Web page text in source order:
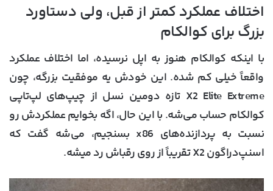
اختلاف عملکرد کمتر از قبل، ولی دستاورد
بزرگ برای کوالکام
با اینکه کوالکام هنوز به اپل نرسیده، اما اختلاف عملکرد
واقعاً خیلی کم شده. این خودش یه موفقیت بزرگه، چون
X2 Elite Extreme تازه دومین نسل از چیپ‌های لپ‌تاپی
کوالکام حساب می‌شه. با این حال، اگه بخوایم عملکردش رو
نسبت به پردازنده‌های x86 بسنجیم، می‌شه گفت که
اسنپ‌دراگون X2 تقریباً از روی رقباش رد میشه.